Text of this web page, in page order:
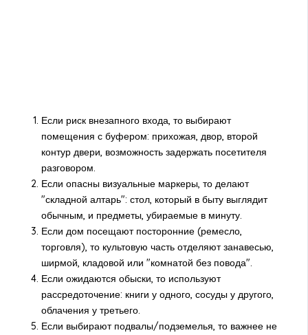
Если риск внезапного входа, то выбирают
помещения с буфером: прихожая, двор, второй
контур двери, возможность задержать посетителя
разговором.
Если опасны визуальные маркеры, то делают
"складной алтарь": стол, который в быту выглядит
обычным, и предметы, убираемые в минуту.
Если дом посещают посторонние (ремесло,
торговля), то культовую часть отделяют занавесью,
ширмой, кладовой или "комнатой без повода".
Если ожидаются обыски, то используют
рассредоточение: книги у одного, сосуды у другого,
облачения у третьего.
Если выбирают подвалы/подземелья, то важнее не